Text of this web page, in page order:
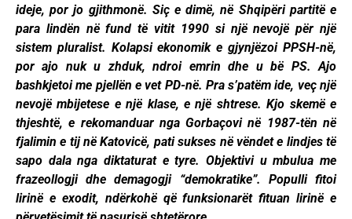
ideje, por jo gjithmonë. Siç e dimë, në Shqipëri partitë e
para lindën në fund të vitit 1990 si një nevojë për një
sistem pluralist. Kolapsi ekonomik e gjynjëzoi PPSH-në,
por ajo nuk u zhduk, ndroi emrin dhe u bë PS. Ajo
bashkjetoi me pjellën e vet PD-në. Pra s’patëm ide, veç një
nevojë mbijetese e një klase, e një shtrese. Kjo skemë e
thjeshtë, e rekomanduar nga Gorbaçovi në 1987-tën në
fjalimin e tij në Katovicë, pati sukses në vëndet e lindjes të
sapo dala nga diktaturat e tyre. Objektivi u mbulua me
frazeollogji dhe demagogji “demokratike”. Populli fitoi
lirinë e exodit, ndërkohë që funksionarët fituan lirinë e